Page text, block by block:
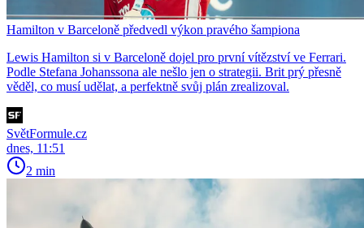
Hamilton v Barceloně předvedl výkon pravého šampiona
Lewis Hamilton si v Barceloně dojel pro první vítězství ve Ferrari.
Podle Stefana Johanssona ale nešlo jen o strategii. Brit prý přesně
věděl, co musí udělat, a perfektně svůj plán zrealizoval.
SvětFormule.cz
dnes, 11:51
2 min